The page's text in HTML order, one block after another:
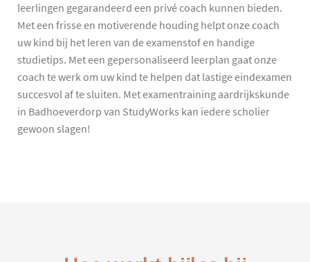
leerlingen gegarandeerd een privé coach kunnen bieden.
Met een frisse en motiverende houding helpt onze coach
uw kind bij het leren van de examenstof en handige
studietips. Met een gepersonaliseerd leerplan gaat onze
coach te werk om uw kind te helpen dat lastige eindexamen
succesvol af te sluiten. Met examentraining aardrijkskunde
in Badhoeverdorp van StudyWorks kan iedere scholier
gewoon slagen!